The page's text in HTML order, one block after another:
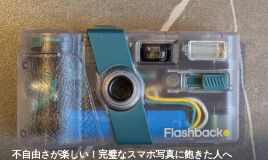
不自由さが楽しい！完璧なスマホ写真に飽きた人へ